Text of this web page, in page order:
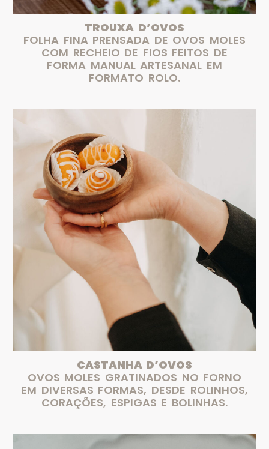
TROUXA D’OVOS
FOLHA FINA PRENSADA DE OVOS MOLES
COM RECHEIO DE FIOS FEITOS DE
FORMA MANUAL ARTESANAL EM
FORMATO ROLO.
CASTANHA D’OVOS
OVOS MOLES GRATINADOS NO FORNO
EM DIVERSAS FORMAS, DESDE ROLINHOS,
CORAÇÕES, ESPIGAS E BOLINHAS.